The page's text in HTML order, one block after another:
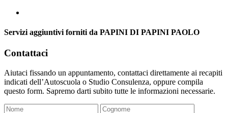
Servizi aggiuntivi forniti da PAPINI DI PAPINI PAOLO
Contattaci
Aiutaci fissando un appuntamento, contattaci direttamente ai recapiti
indicati dell’Autoscuola o Studio Consulenza, oppure compila
questo form. Sapremo darti subito tutte le informazioni necessarie.